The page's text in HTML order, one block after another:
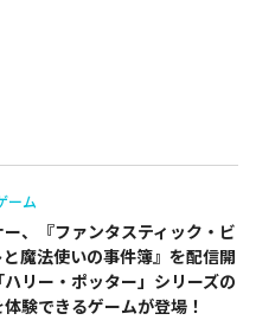
ーム
ー、『ファンタスティック・ビ
と魔法使いの事件簿』を配信開
リー・ポッター」シリーズの
験できるゲームが登場！